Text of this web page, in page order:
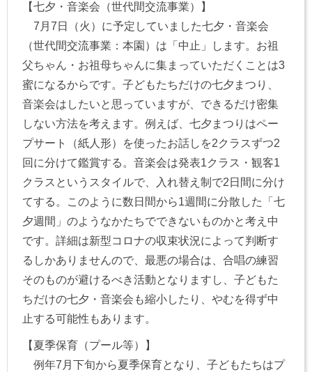
【七夕・音楽会（世代間交流事業）】
7月7日（火）に予定していました七夕・音楽会
（世代間交流事業：本園）は「中止」します。お祖
父ちゃん・お祖母ちゃんに集まっていただくことは3
蜜になるからです。子どもたちだけの七夕まつり、
音楽会はしたいと思っていますが、できるだけ密集
しない方法を考えます。例えば、七夕まつりはペー
プサート（紙人形）を使ったお話しを2クラスずつ2
回に分けて鑑賞する。音楽会は発表1クラス・観客1
クラスというスタイルで、入れ替え制で2日間に分け
てする。このように数日間から1週間に分散した「七
夕週間」のようなかたちでできないものかと考え中
です。詳細は新型コロナの収束状況によって判断す
るしかありませんので、最悪の場合は、合唱の練習
そのものが避けるべき活動となりますし、子どもた
ちだけの七夕・音楽会も縮小したり、やむを得ず中
止する可能性もあります。
【夏季保育（プール等）】
例年7月下旬から夏季保育となり、子どもたちはプ